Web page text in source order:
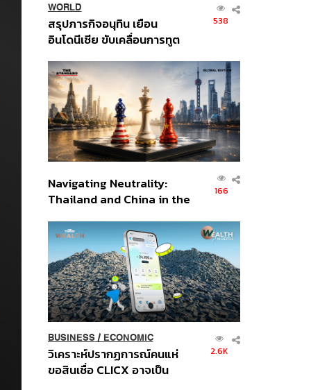
WORLD
สรุปภารกิจอนุทิน เยือน
อินโดนีเซีย ขับเคลื่อนการทูต
ส่วนยุทธศาสตร์ไทย –
อินโดนีเซีย
538
Navigating Neutrality:
Thailand and China in the
Order
166
BUSINESS/ ECONOMIC
วิเคราะห์ปรากฏการณ์คนแห่
ขอสินเชื่อ CLICX อาจเป็น
2.6K